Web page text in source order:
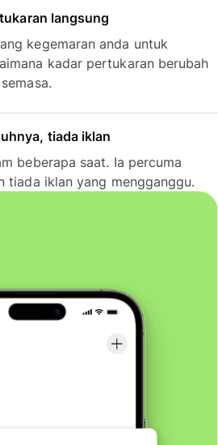
langsung
kegemaran anda untuk
kadar pertukaran berubah
tiada iklan
beberapa saat. Ia percuma
tiada iklan yang mengganggu.